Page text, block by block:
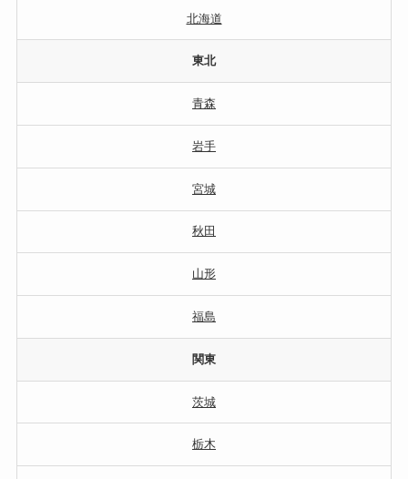
北海道
東北
青森
岩手
宮城
秋田
山形
福島
関東
茨城
栃木